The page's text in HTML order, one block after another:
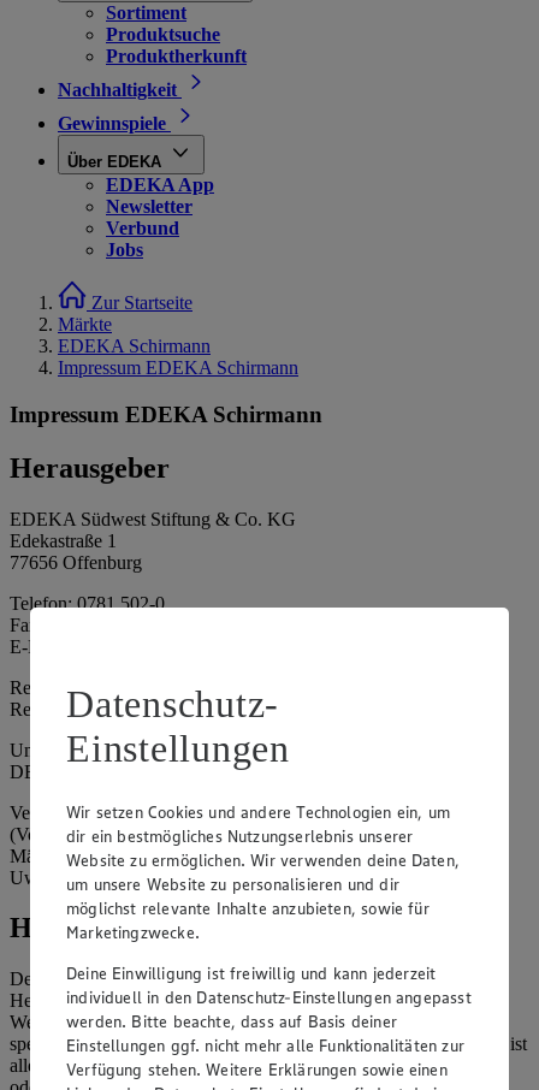
Sortiment
Produktsuche
Produktherkunft
Nachhaltigkeit
Gewinnspiele
Über EDEKA
EDEKA App
Newsletter
Verbund
Jobs
Zur Startseite
Märkte
EDEKA Schirmann
Impressum EDEKA Schirmann
Impressum EDEKA Schirmann
Herausgeber
EDEKA Südwest Stiftung & Co. KG
Edekastraße 1
77656 Offenburg
Telefon: 0781 502-0
Fax: 0781 502-6180
E-Mail: kundenservice@edeka-suedwest.de
Registergericht: Amtsgericht Freiburg i.B.
Registernummer: HRA 707629
Umsatzsteuer-Identifikationsnummer gem. § 27a UStG:
DE815916131
Vertretungsberechtigte: Rainer Huber (Sprecher)
(Vorstandsmitglied), Klaus Fickert (Vorstandsmitglied), Jürgen
Mäder (Vorstandsmitglied), Patrick Mogck (Vorstandsmitglied),
Uwe Kohler
Hinweise
Der Inhalt dieser Website ist urheberrechtlich geschützt. Der
Herausgeber gewährt Ihnen jedoch das Recht, den auf dieser
Website bereitgestellten Text ganz oder ausschnittsweise zu
speichern und zu vervielfältigen. Aus Gründen des Urheberrechts ist
allerdings die Speicherung und Vervielfältigung von Bildmaterial
Datenschutz-
Einstellungen
Wir setzen Cookies und andere Technologien ein, um
dir ein bestmögliches Nutzungserlebnis unserer
Website zu ermöglichen. Wir verwenden deine Daten,
um unsere Website zu personalisieren und dir
möglichst relevante Inhalte anzubieten, sowie für
Marketingzwecke.
Deine Einwilligung ist freiwillig und kann jederzeit
individuell in den Datenschutz-Einstellungen angepasst
werden. Bitte beachte, dass auf Basis deiner
Einstellungen ggf. nicht mehr alle Funktionalitäten zur
Verfügung stehen. Weitere Erklärungen sowie einen